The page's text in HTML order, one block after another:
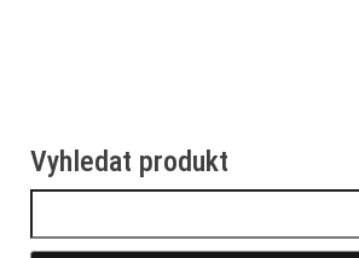
Vyhledat produkt